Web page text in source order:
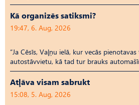
Kā organizēs satiksmi?
19:47, 6. Aug, 2026
“Ja Cēsīs, Vaļņu ielā, kur vecās
autostāvvietu, kā tad tur brauks
Atļāva visam sabrukt
15:08, 5. Aug, 2026